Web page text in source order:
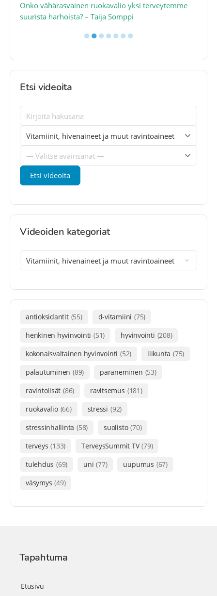
Onko vähärasvainen ruokavalio yksi terveytemme
suurista harhoista? – Taija Somppi
●●●●●●●
Etsi videoita
Videoiden kategoriat
antioksidantit (55) d-vitamiini (75)
henkinen hyvinvointi (51) hyvinvointi (208)
kokonaisvaltainen hyvinvointi (52) liikunta (75)
palautuminen (89) paraneminen (53)
ravintolisät (86) ravitsemus (181)
ruokavalio (66) stressi (92)
stressinhallinta (58) suolisto (70)
terveys (133) TerveysSummit TV (79)
tulehdus (69) uni (77) uupumus (67)
väsymys (49)
Tapahtuma
Etusivu